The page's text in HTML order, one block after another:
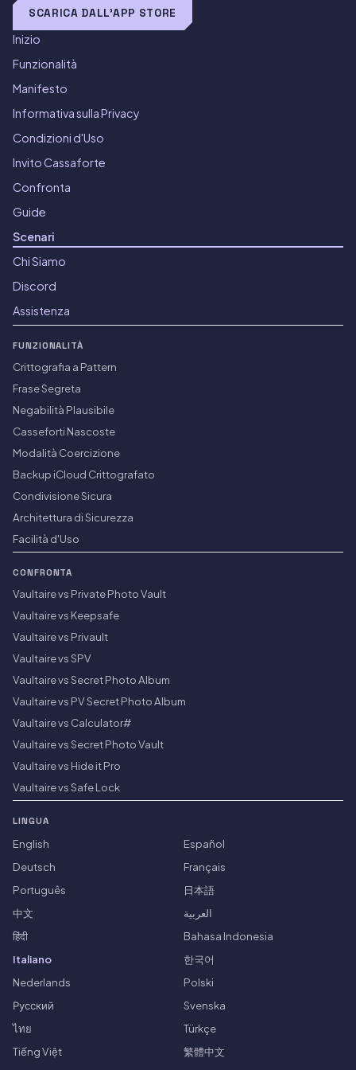
SCARICA DALL'APP STORE
Inizio
Funzionalità
Manifesto
Informativa sulla Privacy
Condizioni d'Uso
Invito Cassaforte
Confronta
Guide
Scenari
Chi Siamo
Discord
Assistenza
FUNZIONALITÀ
Crittografia a Pattern
Frase Segreta
Negabilità Plausibile
Casseforti Nascoste
Modalità Coercizione
Backup iCloud Crittografato
Condivisione Sicura
Architettura di Sicurezza
Facilità d'Uso
CONFRONTA
Vaultaire vs Private Photo Vault
Vaultaire vs Keepsafe
Vaultaire vs Privault
Vaultaire vs SPV
Vaultaire vs Secret Photo Album
Vaultaire vs PV Secret Photo Album
Vaultaire vs Calculator#
Vaultaire vs Secret Photo Vault
Vaultaire vs Hide it Pro
Vaultaire vs Safe Lock
LINGUA
English
Español
Deutsch
Français
Português
日本語
中文
العربية
हिंदी
Bahasa Indonesia
Italiano
한국어
Nederlands
Polski
Русский
Svenska
ไทย
Türkçe
Tiếng Việt
繁體中文